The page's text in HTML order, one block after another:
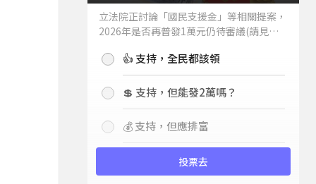
立法院正討論「國民支援金」等相關提案，
2026年是否再普發1萬元仍待審議(請見下
持嗎？👍 支持，全民都該領
💲 支持，但能發2萬嗎？
💰 支持，但應排富
投票去